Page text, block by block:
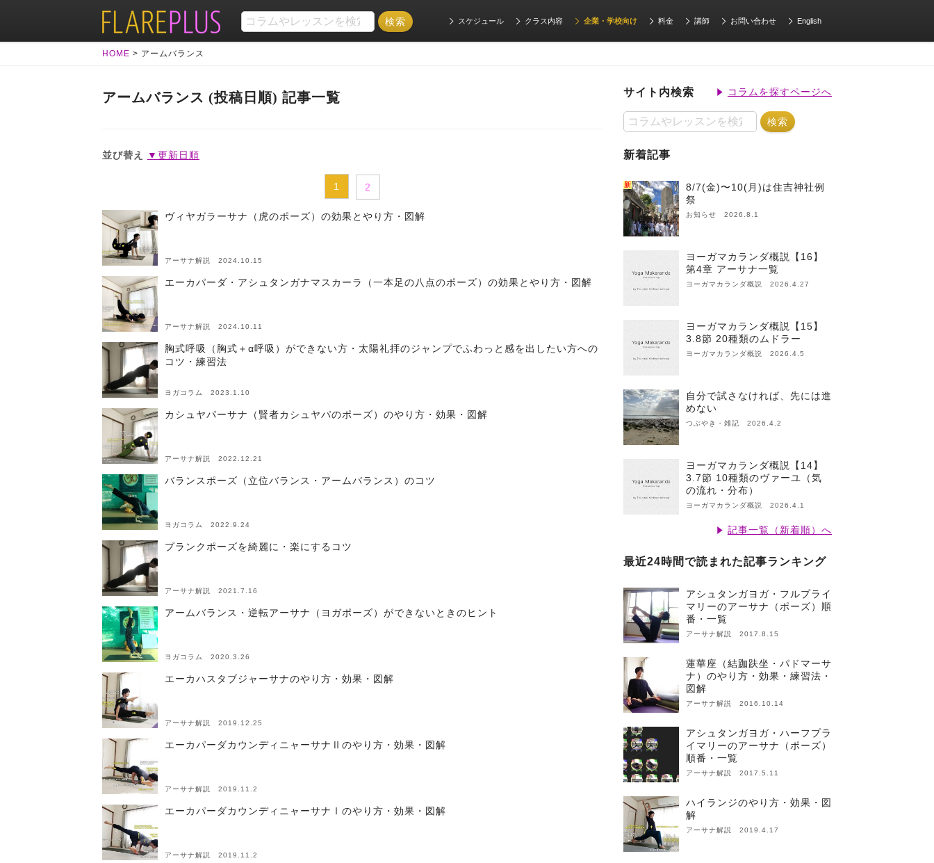
スケジュール クラス内容 企業・学校向け 料金 講師 お問い合わせ English
HOME > アームバランス
アームバランス (投稿日順) 記事一覧
並び替え ▼更新日順
1 2
ヴィヤガラーサナ（虎のポーズ）の効果とやり方・図解
アーサナ解説 2024.10.15
エーカパーダ・アシュタンガナマスカーラ（一本足の八点のポーズ）の効果とやり方・図解
アーサナ解説 2024.10.11
胸式呼吸（胸式＋α呼吸）ができない方・太陽礼拝のジャンプでふわっと感を出したい方への
コツ・練習法
ヨガコラム 2023.1.10
カシュヤパーサナ（賢者カシュヤパのポーズ）のやり方・効果・図解
アーサナ解説 2022.12.21
バランスポーズ（立位バランス・アームバランス）のコツ
ヨガコラム 2022.9.24
プランクポーズを綺麗に・楽にするコツ
アーサナ解説 2021.7.16
アームバランス・逆転アーサナ（ヨガポーズ）ができないときのヒント
ヨガコラム 2020.3.26
エーカハスタブジャーサナのやり方・効果・図解
アーサナ解説 2019.12.25
エーカパーダカウンディニャーサナⅡのやり方・効果・図解
アーサナ解説 2019.11.2
エーカパーダカウンディニャーサナⅠのやり方・効果・図解
アーサナ解説 2019.11.2
サイト内検索 コラムを探すページへ
新着記事
新
8/7(金)〜10(月)は住吉神社例
祭
お知らせ 2026.8.1
ヨーガマカランダ概説【16】
第4章 アーサナ一覧
ヨーガマカランダ概説 2026.4.27
ヨーガマカランダ概説【15】
3.8節 20種類のムドラー
ヨーガマカランダ概説 2026.4.5
自分で試さなければ、先には進
めない
つぶやき・雑記 2026.4.2
ヨーガマカランダ概説【14】
3.7節 10種類のヴァーユ（気
の流れ・分布）
ヨーガマカランダ概説 2026.4.1
記事一覧（新着順）へ
最近24時間で読まれた記事ランキング
アシュタンガヨガ・フルプライ
マリーのアーサナ（ポーズ）順
番・一覧
アーサナ解説 2017.8.15
蓮華座（結跏趺坐・パドマーサ
ナ）のやり方・効果・練習法・
図解
アーサナ解説 2016.10.14
アシュタンガヨガ・ハーフプラ
イマリーのアーサナ（ポーズ）
順番・一覧
アーサナ解説 2017.5.11
ハイランジのやり方・効果・図
解
アーサナ解説 2019.4.17